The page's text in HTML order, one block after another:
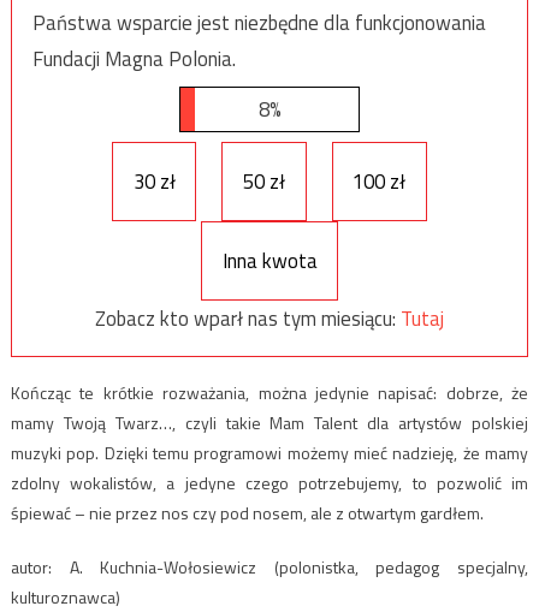
Państwa wsparcie jest niezbędne dla funkcjonowania
Fundacji Magna Polonia.
8%
30 zł 50 zł 100 zł
Inna kwota
Zobacz kto wparł nas tym miesiącu: Tutaj
Kończąc te krótkie rozważania, można jedynie napisać: dobrze, że
mamy Twoją Twarz…, czyli takie Mam Talent dla artystów polskiej
muzyki pop. Dzięki temu programowi możemy mieć nadzieję, że mamy
zdolny wokalistów, a jedyne czego potrzebujemy, to pozwolić im
śpiewać – nie przez nos czy pod nosem, ale z otwartym gardłem.
autor: A. Kuchnia-Wołosiewicz (polonistka, pedagog specjalny,
kulturoznawca)